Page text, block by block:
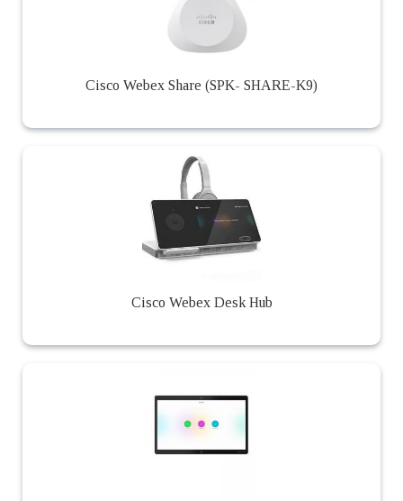
Cisco Webex Share (SPK- SHARE-K9)
Cisco Webex Desk Hub